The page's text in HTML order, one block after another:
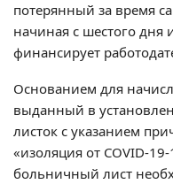
потерянный за время
начиная с шестого дня
финансирует
Основанием для
выданный в
листок с указанием
«изоляция от COVID-
больничный лист